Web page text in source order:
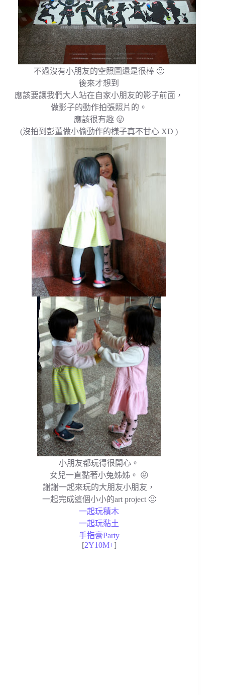
不過沒有小朋友的空照圖還是很棒 🙂
後來才想到
應該要讓我們大人站在自家小朋友的影子前面，
做影子的動作拍張照片的。
應該很有趣 😛
(沒拍到彭董做小偷動作的樣子真不甘心 XD )
小朋友都玩得很開心。
女兒一直黏著小兔姊姊。 😛
謝謝一起來玩的大朋友小朋友，
一起完成這個小小的art project 🙂
一起玩積木
一起玩黏土
手指膏Party
[2Y10M+]